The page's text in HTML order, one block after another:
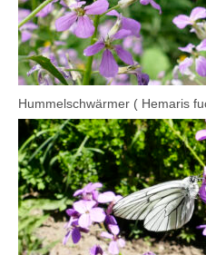
Hummelschwärmer ( Hemaris